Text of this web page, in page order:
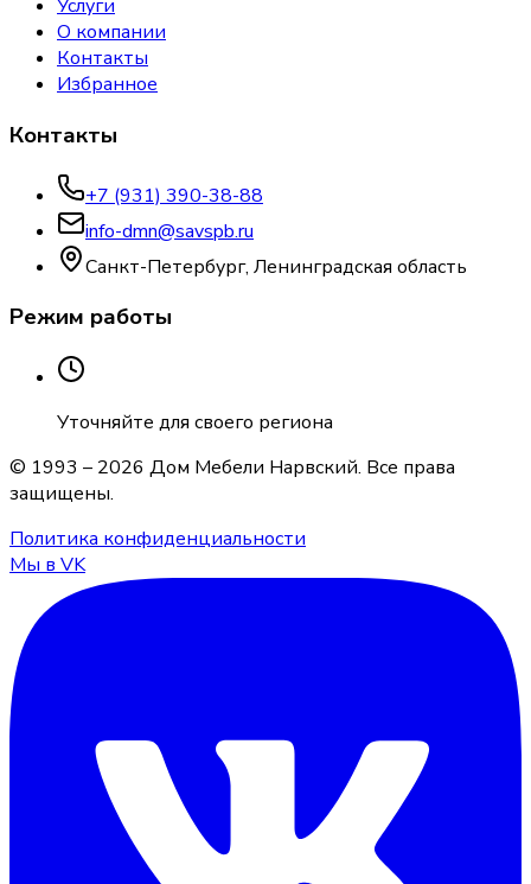
Услуги
О компании
Контакты
Избранное
Контакты
+7 (931) 390-38-88
info-dmn@savspb.ru
Санкт-Петербург, Ленинградская область
Режим работы
Уточняйте для своего региона
© 1993 – 2026 Дом Мебели Нарвский. Все права
защищены.
Политика конфиденциальности
Мы в VK